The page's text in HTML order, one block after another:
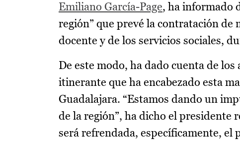
Emiliano García-Page, ha informado
región” que prevé la contratación
docente y de los servicios sociales,
De este modo, ha dado cuenta de
itinerante que ha encabezado esta
Guadalajara. “Estamos dando un
de la región”, ha dicho el presidente
será refrendada, específicamente, el